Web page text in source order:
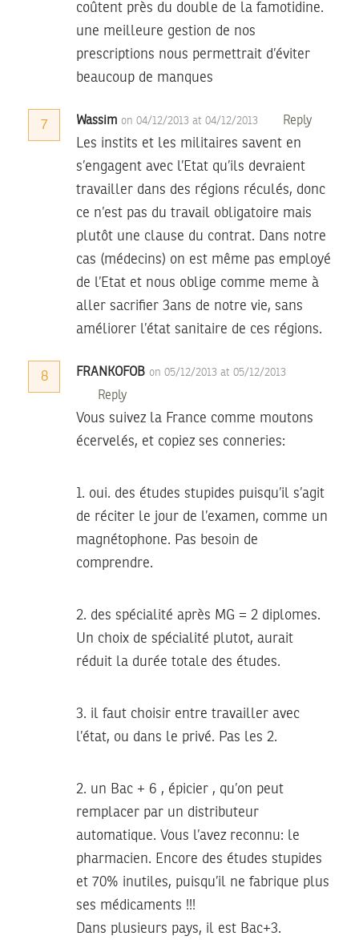
coûtent près du double de la famotidine.
une meilleure gestion de nos
prescriptions nous permettrait d’éviter
beaucoup de manques
7 Wassim on 04/12/2013 at 04/12/2013 Reply
Les instits et les militaires savent en
s’engagent avec l’Etat qu’ils devraient
travailler dans des régions réculés, donc
ce n’est pas du travail obligatoire mais
plutôt une clause du contrat. Dans notre
cas (médecins) on est même pas employé
de l’Etat et nous oblige comme meme à
aller sacrifier 3ans de notre vie, sans
améliorer l’état sanitaire de ces régions.
8 FRANKOFOB on 05/12/2013 at 05/12/2013
Reply
Vous suivez la France comme moutons
écervelés, et copiez ses conneries:
1. oui. des études stupides puisqu’il s’agit
de réciter le jour de l’examen, comme un
magnétophone. Pas besoin de
comprendre.
2. des spécialité après MG = 2 diplomes.
Un choix de spécialité plutot, aurait
réduit la durée totale des études.
3. il faut choisir entre travailler avec
l’état, ou dans le privé. Pas les 2.
2. un Bac + 6 , épicier , qu’on peut
remplacer par un distributeur
automatique. Vous l’avez reconnu: le
pharmacien. Encore des études stupides
et 70% inutiles, puisqu’il ne fabrique plus
ses médicaments !!!
Dans plusieurs pays, il est Bac+3.